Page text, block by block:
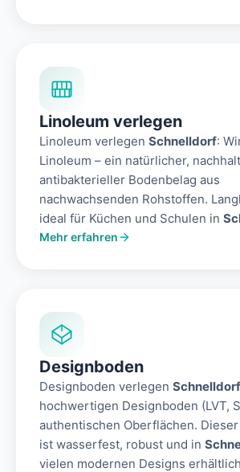
Linoleum verlegen
Linoleum verlegen Schnelldorf:
Linoleum – ein natürlicher,
antibakterieller Bodenbelag aus
nachwachsenden Rohstoffen.
ideal für Küchen und Schulen in
Mehr erfahren
Designboden
Designboden verlegen Schnelldorf
hochwertigen Designboden (LVT,
authentischen Oberflächen.
ist wasserfest, robust und in
vielen modernen Designs